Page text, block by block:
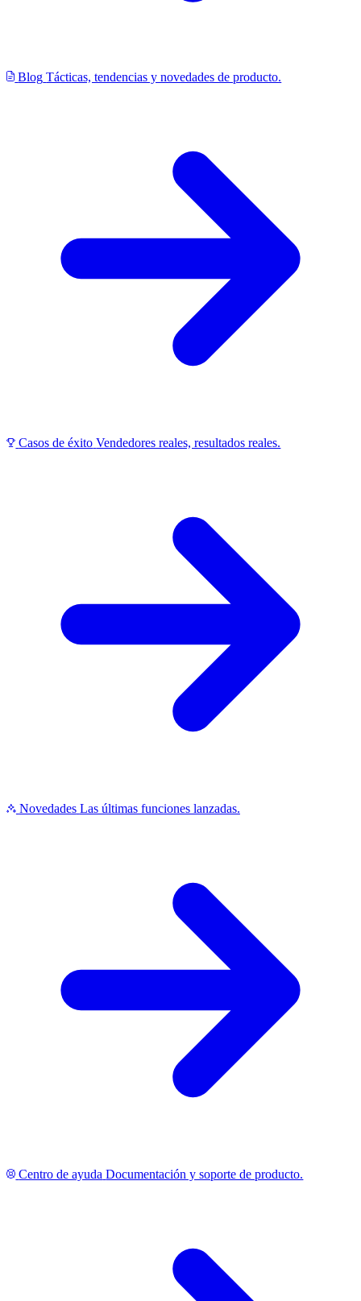
Blog Tácticas, tendencias y novedades de producto.
Casos de éxito Vendedores reales, resultados reales.
Novedades Las últimas funciones lanzadas.
Centro de ayuda Documentación y soporte de producto.